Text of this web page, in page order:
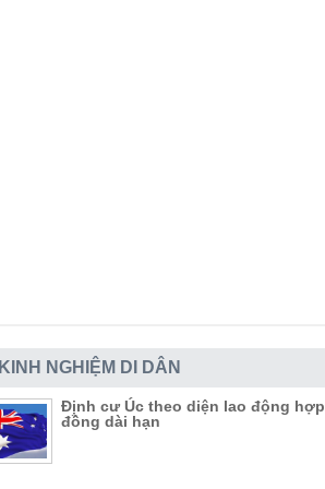
KINH NGHIỆM DI DÂN
Định cư Úc theo diện lao động hợp
đồng dài hạn